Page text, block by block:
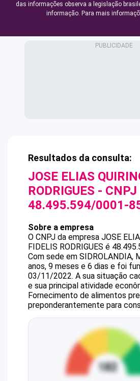
das informações observa a legislação
informação. Para mais
Resultados da consulta:
JOSE ELIAS
RODRIGUES - CNPJ
48.495.594/0001-
Sobre a empresa
O CNPJ da empresa JOSE
FIDELIS RODRIGUES é
Com sede em SIDROLANDIA,
anos, 9 meses e 6 dias e foi
03/11/2022. A sua situação
e sua principal atividade
Fornecimento de alimentos
preponderantemente para